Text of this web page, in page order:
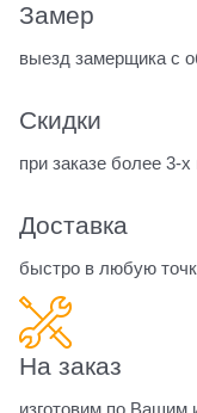
Замер
выезд замерщика с
Скидки
при заказе более 3-
Доставка
быстро в любую
На заказ